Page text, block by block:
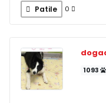
Patile 0
1093